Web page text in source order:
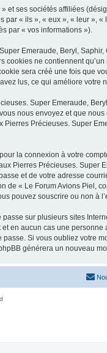
ses sociétés affiliées
« ils », « eux », « leur »,
par « vos informations »).
Emeraude, Beryl,
ne contiennent
sera créé une fois que
lus, ce qui améliore votre
Super Emeraude,
nous envoyez et que
Précieuses. Super
la connexion à votre
Pierres Précieuses. Super
et de votre adresse
de « Le Forum Avions Piel,
pouvez souscrire ou non à
sur plusieurs sites
en aucun cas une
Si vous oubliez votre
générera un nouveau